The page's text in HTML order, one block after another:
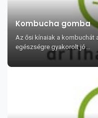
Kombucha gomba
Az ősi kínaiak a kombuchát
egészségre gyakorolt jó...